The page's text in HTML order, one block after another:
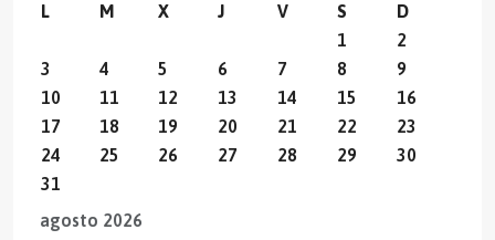
agosto 2026
L M X J V S
D
1
2
3
4 5 6 7 8
9
10
11 12 13 14 15
16
17
18 19 20 21 22
23
24
25 26 27 28 29
30
31